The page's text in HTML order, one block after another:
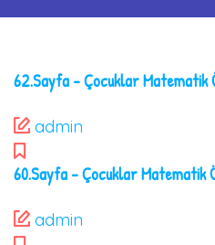
62.Sayfa – Çocuklar Matematik
admin
60.Sayfa – Çocuklar Matematik
admin